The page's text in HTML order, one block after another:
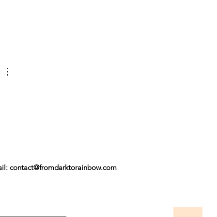
contact@fromdarktorainbow.com